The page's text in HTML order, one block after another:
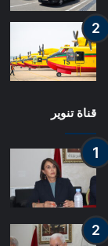
قناة تنوير